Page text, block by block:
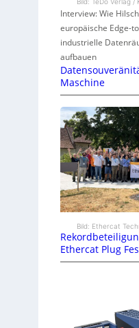
Interview: Wie
europäische Edge-
industrielle
aufbauen
Maschine
Bild: Ethercat
Ethercat Plug